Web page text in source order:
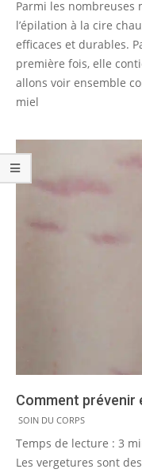
Parmi les
l’épilation à la cire
efficaces et durables.
première fois, elle
allons voir ensemble
miel
Comment prévenir
2019-
06-
18
SOIN DU CORPS
Temps de lecture : 3
Les vergetures sont